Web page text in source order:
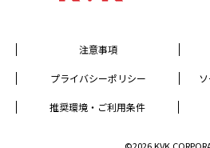
注意事項
プライバシーポリシー
推奨環境・ご利用条件